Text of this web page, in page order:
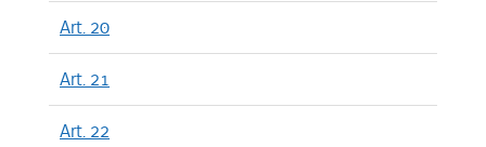
Art. 20
Art. 21
Art. 22